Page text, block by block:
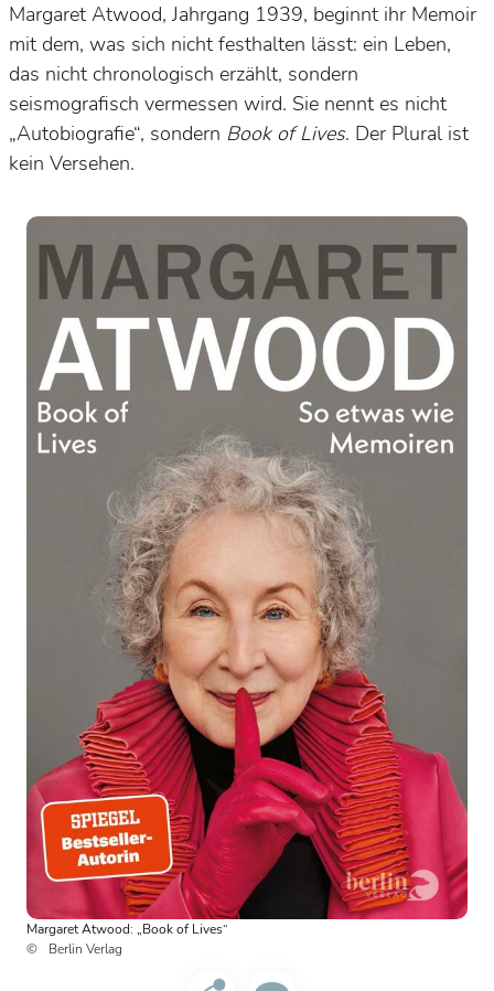
Margaret Atwood, Jahrgang 1939, beginnt ihr Memoir
mit dem, was sich nicht festhalten lässt: ein Leben,
das nicht chronologisch erzählt, sondern
seismografisch vermessen wird. Sie nennt es nicht
„Autobiografie“, sondern Book of Lives. Der Plural ist
kein Versehen.
Margaret Atwood: „Book of Lives“
Berlin Verlag